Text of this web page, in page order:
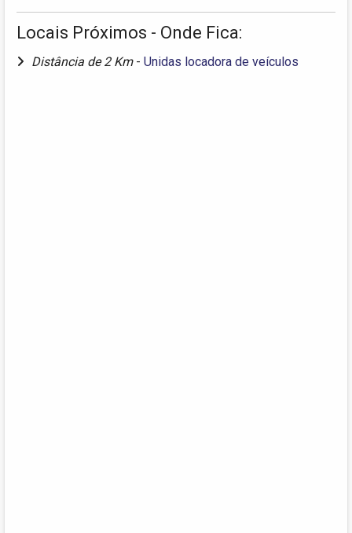
Locais Próximos - Onde Fica:
Distância de 2 Km - Unidas locadora de veículos